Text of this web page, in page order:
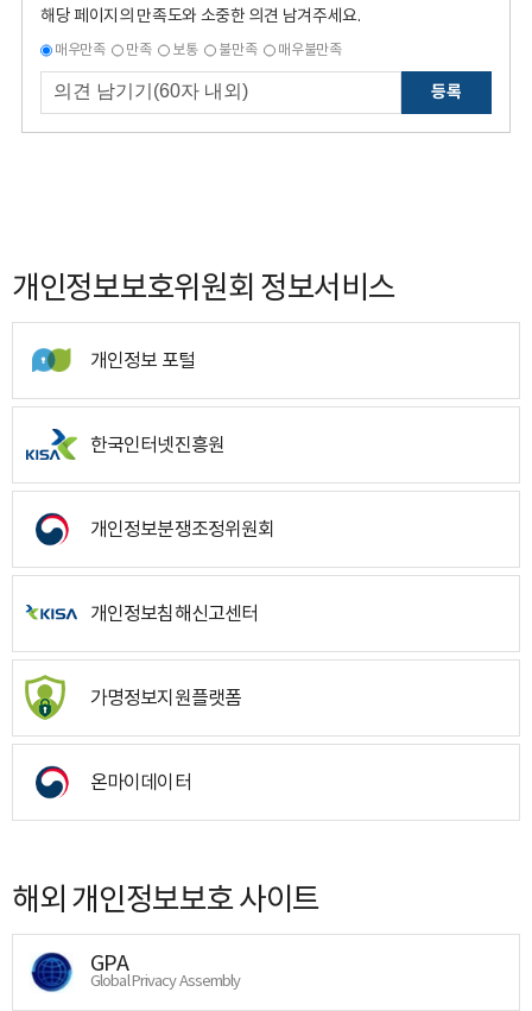
해당 페이지의 만족도와 소중한 의견 남겨주세요.
매우만족 만족 보통 불만족 매우불만족
등록
개인정보보호위원회 정보서비스
개인정보 포털
한국인터넷진흥원
개인정보분쟁조정위원회
개인정보침해신고센터
가명정보지원플랫폼
온마이데이터
해외 개인정보보호 사이트
GPA
Global Privacy Assembly